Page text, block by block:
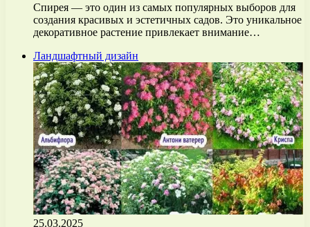
Спирея — это один из самых популярных выборов для
создания красивых и эстетичных садов. Это уникальное
декоративное растение привлекает внимание…
Ландшафтный дизайн
25.03.2025